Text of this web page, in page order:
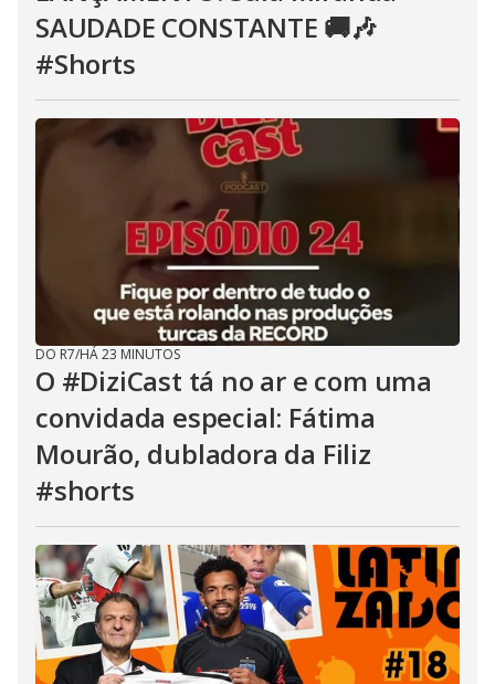
SAUDADE CONSTANTE 🚚🎶
#Shorts
DO R7/HÁ 23 MINUTOS
O #DiziCast tá no ar e com uma
convidada especial: Fátima
Mourão, dubladora da Filiz
#shorts